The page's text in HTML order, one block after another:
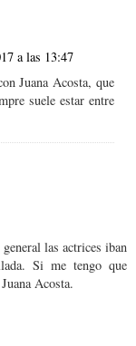
a las 13:47
Juana Acosta, que
suele estar entre
las actrices iban
Si me tengo que
Acosta.